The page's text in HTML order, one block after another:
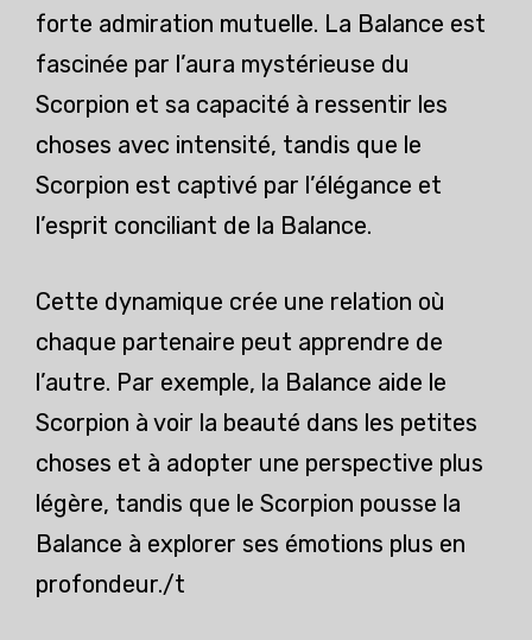
forte admiration mutuelle. La Balance est
fascinée par l’aura mystérieuse du
Scorpion et sa capacité à ressentir les
choses avec intensité, tandis que le
Scorpion est captivé par l’élégance et
l’esprit conciliant de la Balance.
Cette dynamique crée une relation où
chaque partenaire peut apprendre de
l’autre. Par exemple, la Balance aide le
Scorpion à voir la beauté dans les petites
choses et à adopter une perspective plus
légère, tandis que le Scorpion pousse la
Balance à explorer ses émotions plus en
profondeur./t